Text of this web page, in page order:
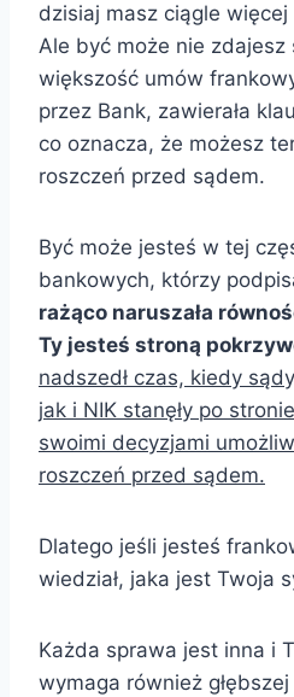
dzisiaj masz ciągle więcej
Ale być może nie zdajesz
większość umów
przez Bank, zawierała
co oznacza, że możesz
roszczeń przed sądem.
Być może jesteś w tej
bankowych, którzy
rażąco naruszała
Ty jesteś stroną
nadszedł czas, kiedy
jak i NIK stanęły po
swoimi decyzjami
roszczeń przed sądem.
Dlatego jeśli jesteś
wiedział, jaka jest Twoja
Każda sprawa jest inna i
wymaga również głębszej